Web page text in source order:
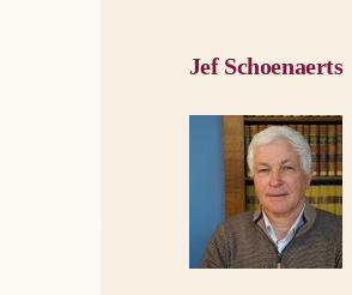
Jef Schoenaerts